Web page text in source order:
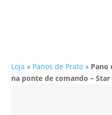
Loja » Panos de Prato » Pano
na ponte de comando – Star